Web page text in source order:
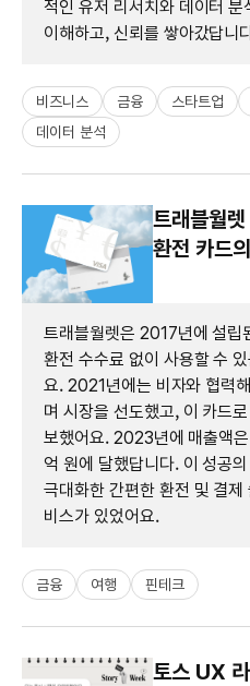
적인 유저 리서치와 데이터
이해하고, 신뢰를 쌓아갔답니
비즈니스 금융 스타트업
데이터 분석
트래블월
환전 카드
트래블월렛은 2017년에 설립
환전 수수료 없이 사용할 수
요. 2021년에는 비자와 협력
며 시장을 선도했고, 이 카드
보했어요. 2023년에 매출액
억 원에 달했답니다. 이 성공
극대화한 간편한 환전 및 결
비스가 있었어요.
금융 여행 핀테크
토스 UX